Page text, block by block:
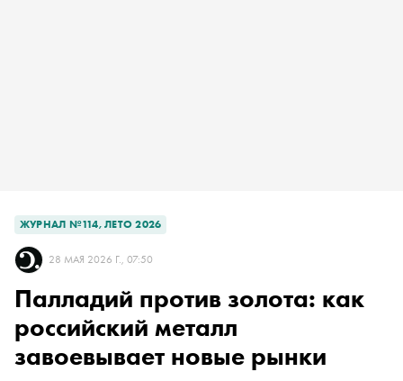
ЖУРНАЛ №114, ЛЕТО 2026
28 МАЯ 2026 Г., 07:50
Палладий против золота: как
российский металл
завоевывает новые рынки